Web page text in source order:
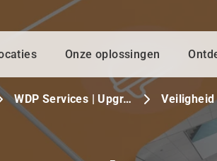
Onze oplossingen
WDP Services | Upgr…